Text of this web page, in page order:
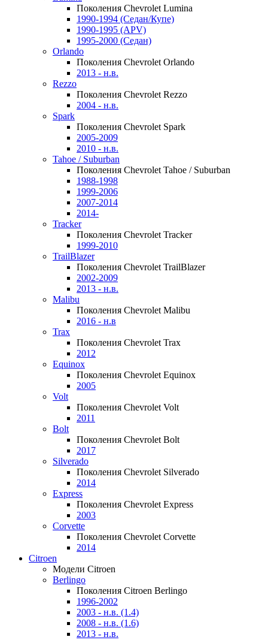
Поколения Chevrolet Lumina
1990-1994 (Седан/Купе)
1990-1995 (APV)
1995-2000 (Седан)
Orlando
Поколения Chevrolet Orlando
2013 - н.в.
Rezzo
Поколения Chevrolet Rezzo
2004 - н.в.
Spark
Поколения Chevrolet Spark
2005-2009
2010 - н.в.
Tahoe / Suburban
Поколения Chevrolet Tahoe / Suburban
1988-1998
1999-2006
2007-2014
2014-
Tracker
Поколения Chevrolet Tracker
1999-2010
TrailBlazer
Поколения Chevrolet TrailBlazer
2002-2009
2013 - н.в.
Malibu
Поколения Chevrolet Malibu
2016 - н.в
Trax
Поколения Chevrolet Trax
2012
Equinox
Поколения Chevrolet Equinox
2005
Volt
Поколения Chevrolet Volt
2011
Bolt
Поколения Chevrolet Bolt
2017
Silverado
Поколения Chevrolet Silverado
2014
Express
Поколения Chevrolet Express
2003
Corvette
Поколения Chevrolet Corvette
2014
Citroen
Модели Citroen
Berlingo
Поколения Citroen Berlingo
1996-2002
2003 - н.в. (1.4)
2008 - н.в. (1.6)
2013 - н.в.